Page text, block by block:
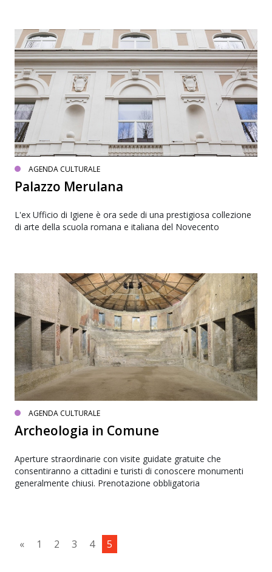
AGENDA CULTURALE
Palazzo Merulana
L'ex Ufficio di Igiene è ora sede di una prestigiosa collezione
di arte della scuola romana e italiana del Novecento
AGENDA CULTURALE
Archeologia in Comune
Aperture straordinarie con visite guidate gratuite che
consentiranno a cittadini e turisti di conoscere monumenti
generalmente chiusi. Prenotazione obbligatoria
« 1 2 3 4 5